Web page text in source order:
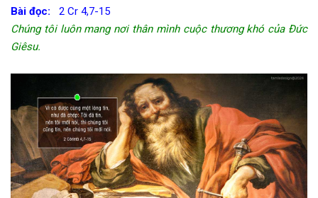
Bài đọc: 2 Cr 4,7-15
Chúng tôi luôn mang nơi thân mình cuộc thương khó của Đức
Giêsu.